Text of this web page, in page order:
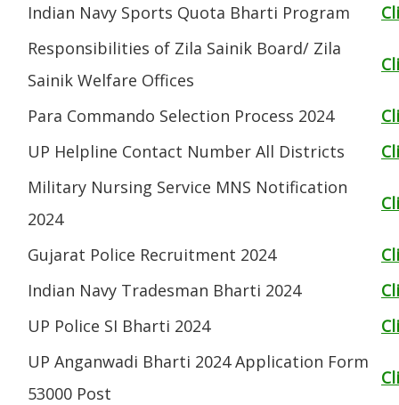
Indian Navy Sports Quota Bharti Program
Responsibilities of Zila Sainik Board/ Zila
Sainik Welfare Offices
Para Commando Selection Process 2024
UP Helpline Contact Number All Districts
Military Nursing Service MNS Notification
2024
Gujarat Police Recruitment 2024
Indian Navy Tradesman Bharti 2024
UP Police SI Bharti 2024
UP Anganwadi Bharti 2024 Application Form
53000 Post